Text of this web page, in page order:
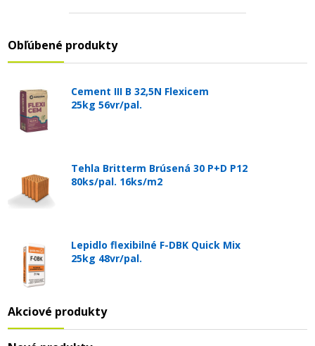
Obľúbené produkty
Cement III B 32,5N Flexicem
25kg 56vr/pal.
Tehla Britterm Brúsená 30 P+D P12
80ks/pal. 16ks/m2
Lepidlo flexibilné F-DBK Quick Mix
25kg 48vr/pal.
Akciové produkty